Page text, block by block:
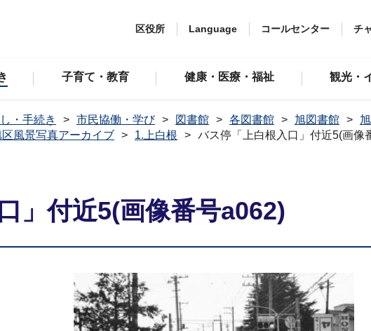
区役所 Language コールセンター チ
子育て・教育 健康・医療・福祉 観光・
・手続き 市民協働・学び 図書館 各図書館 旭図書館
風景写真アーカイブ
1.上白根 バス停「上白根入口」付近5(画像
」付近5(画像番号a062)